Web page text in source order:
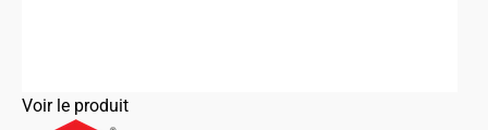
Voir le produit